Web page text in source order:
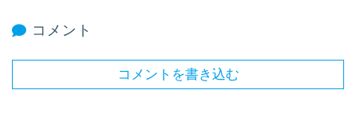
コメント
コメントを書き込む